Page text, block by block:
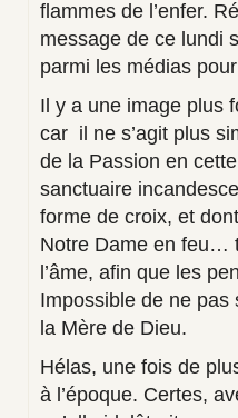
flammes de l’enfer.
message de ce lundi
parmi les médias
Il y a une image plus
car il ne s’agit plus
de la Passion en
sanctuaire
forme de croix, et
Notre Dame en feu…
l’âme, afin que les
Impossible de ne pas
la Mère de Dieu.
Hélas, une fois de
à l’époque. Certes,